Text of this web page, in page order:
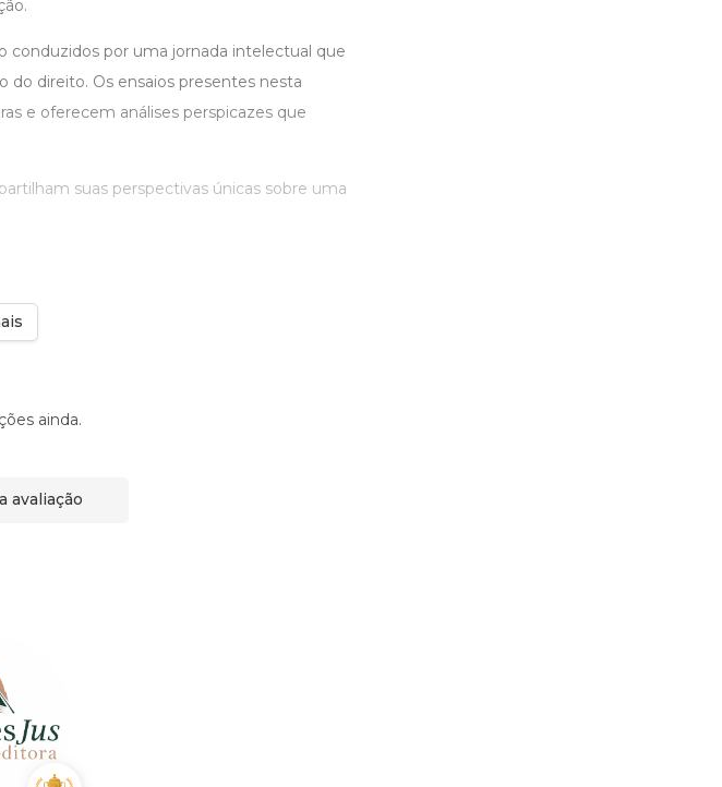
conduzidos por uma jornada intelectual que
do direito. Os ensaios presentes nesta
e oferecem análises perspicazes que
suas perspectivas únicas sobre uma
ainda.
avaliação